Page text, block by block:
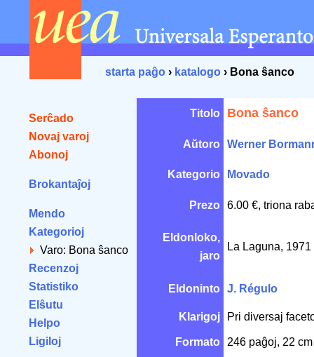
starta paĝo › katalogo › Bona ŝanco
Serĉado
Novaj varoj
Abonoj
Brokantaĵoj
Mendo
Kategorioj
Varo: Bona ŝanco
Recenzoj
Statistiko
Elŝutu
Helpo
Ligiloj
Titolo Bona ŝanco
Aŭtoro Werner
Kategorio Movado
Prezo 6.00 €, triona
Eldonloko,
jaro
La Laguna, 1971
Eldoninto J. Régulo
Klarigoj Pri diversaj
Formato 246 paĝoj, 22